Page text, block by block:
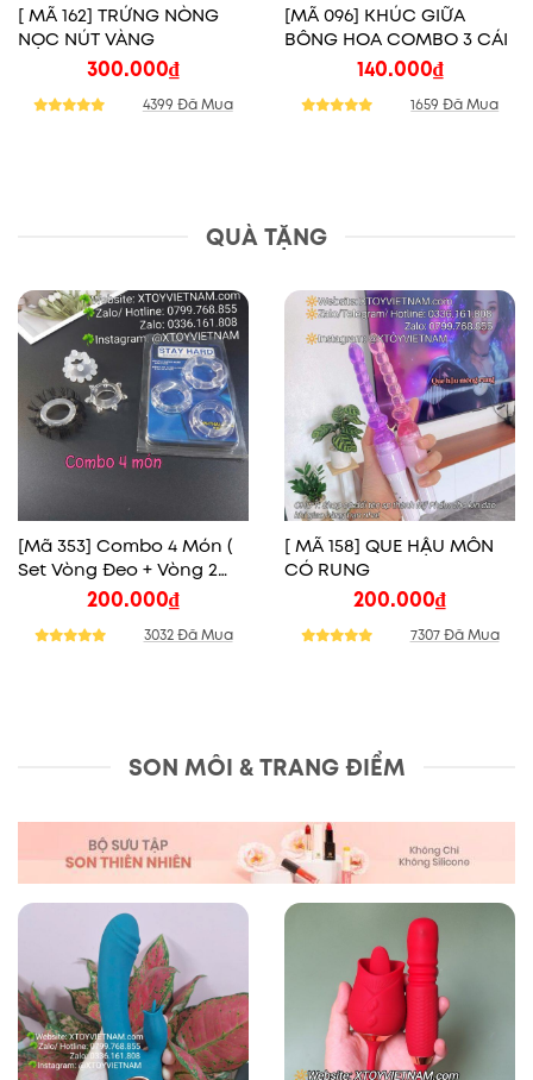
[ MÃ 162] TRỨNG NÒNG
NỌC NÚT VÀNG
300.000₫
4399 Đã Mua
[MÃ 096] KHÚC GIỮA
BÔNG HOA COMBO 3 CÁI
140.000₫
1659 Đã Mua
QUÀ TẶNG
[Mã 353] Combo 4 Món (
Set Vòng Đeo + Vòng 2
Tầng + 1 Vòng Lông Ngựa
200.000₫
3032 Đã Mua
[ MÃ 158] QUE HẬU MÔN
CÓ RUNG
200.000₫
7307 Đã Mua
SON MÔI & TRANG ĐIỂM